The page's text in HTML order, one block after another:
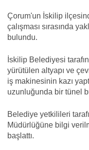
Çorum'un İskilip
çalışması sırasında
bulundu.
İskilip Belediyesi
yürütülen altyapı ve
iş makinesinin kazı
uzunluğunda bir tünel
Belediye yetkilileri
Müdürlüğüne bilgi
başlattı.